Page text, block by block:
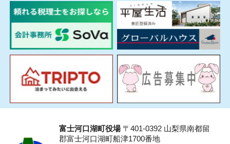
富士河口湖町役場〒401-0392 山梨県南都留
郡富士河口湖町船津1700番地